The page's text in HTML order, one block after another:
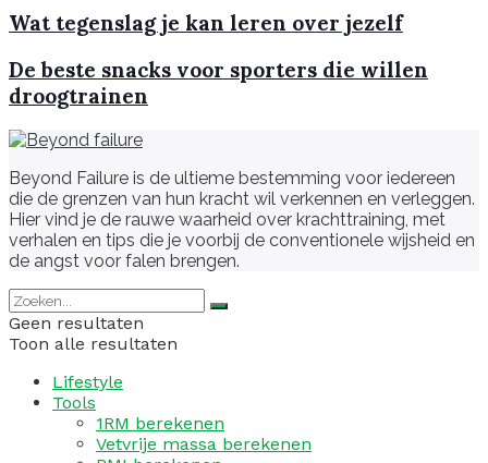
Wat tegenslag je kan leren over jezelf
De beste snacks voor sporters die willen
droogtrainen
Beyond Failure is de ultieme bestemming voor iedereen
die de grenzen van hun kracht wil verkennen en verleggen.
Hier vind je de rauwe waarheid over krachttraining, met
verhalen en tips die je voorbij de conventionele wijsheid en
de angst voor falen brengen.
Geen resultaten
Toon alle resultaten
Lifestyle
Tools
1RM berekenen
Vetvrije massa berekenen